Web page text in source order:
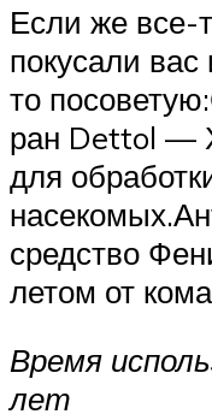
Если же все-
покусали
то
ран Dettol —
для
средство
летом от
Время
лет